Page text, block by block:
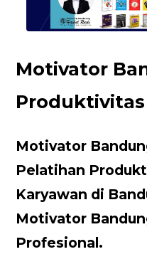
Motivator
Motivator
Pelatihan
Karyawan di
Motivator
Profesional.